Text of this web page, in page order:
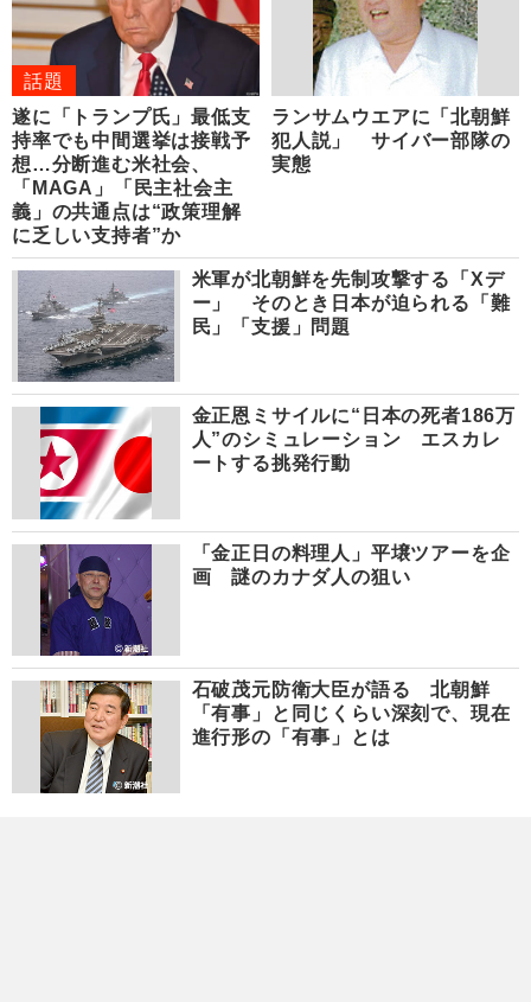
話題
遂に「トランプ氏」最低支
持率でも中間選挙は接戦予
想…分断進む米社会、
「MAGA」「民主社会主
義」の共通点は“政策理解
に乏しい支持者”か
ランサムウエアに「北朝鮮
犯人説」 サイバー部隊の
実態
米軍が北朝鮮を先制攻撃する「Xデ
ー」 そのとき日本が迫られる「難
民」「支援」問題
金正恩ミサイルに“日本の死者186万
人”のシミュレーション エスカレ
ートする挑発行動
「金正日の料理人」平壌ツアーを企
画 謎のカナダ人の狙い
石破茂元防衛大臣が語る 北朝鮮
「有事」と同じくらい深刻で、現在
進行形の「有事」とは